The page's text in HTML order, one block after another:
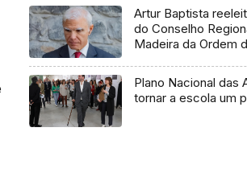
Artur Baptista
do Conselho
Madeira da Ordem
Plano Nacional das
tornar a escola um